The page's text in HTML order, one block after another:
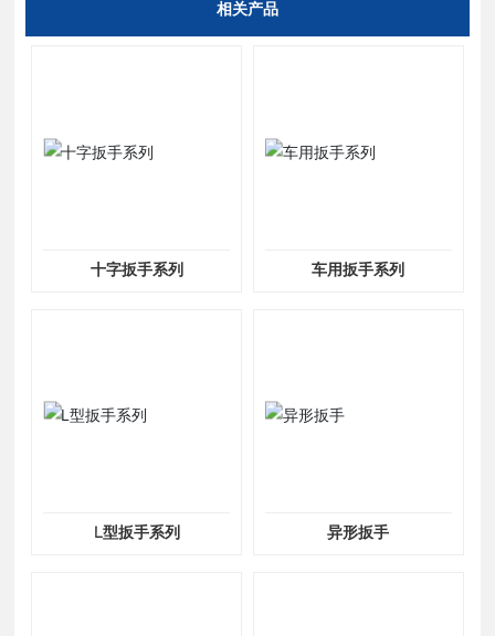
相关产品
十字扳手系列 车用扳手系列
L型扳手系列 异形扳手